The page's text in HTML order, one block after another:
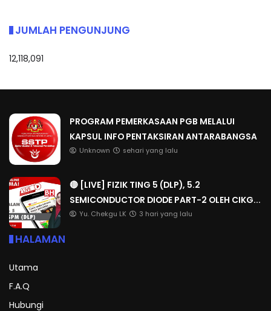
JUMLAH PENGUNJUNG
12,118,091
PROGRAM PEMERKASAAN PGB MELALUI
KAPSUL INFO PENTAKSIRAN ANTARABANGSA
Unknown sehari yang lalu
🔴 [LIVE] FIZIK TING 5 (DLP), 5.2
SEMICONDUCTOR DIODE PART-2 OLEH CIKG...
Yu. Chekgu LK 3 hari yang lalu
HALAMAN
Utama
F.A.Q
Hubungi